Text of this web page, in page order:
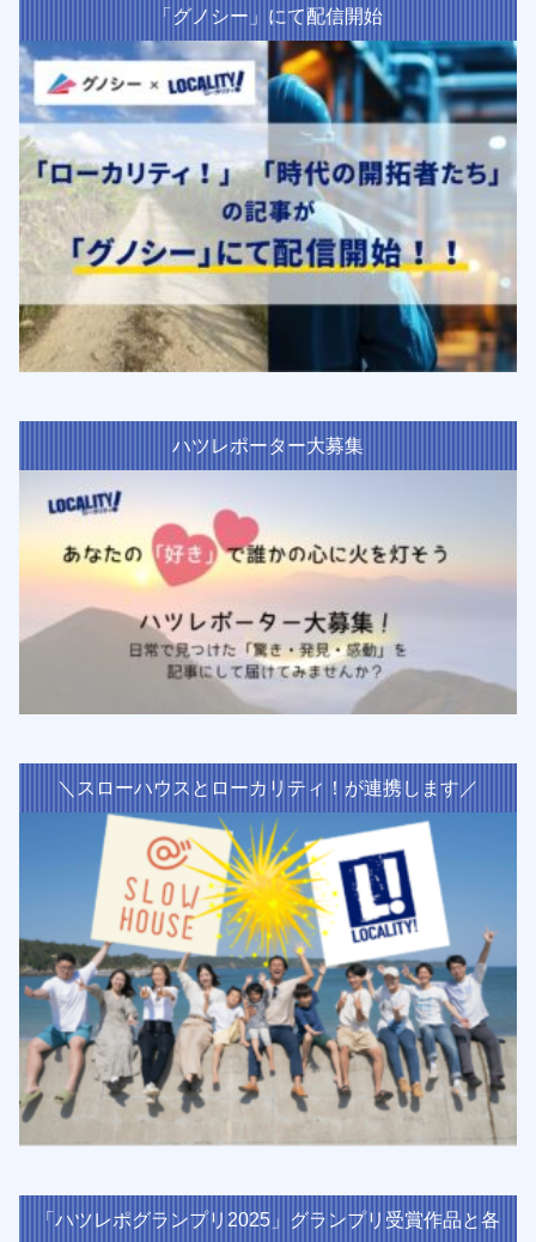
「グノシー」にて配信開始
ハツレポーター大募集
＼スローハウスとローカリティ！が連携します／
「ハツレポグランプリ2025」グランプリ受賞作品と各